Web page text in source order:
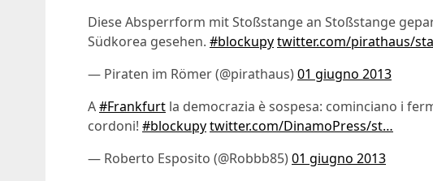
Diese Absperrform mit Stoßstange an Stoßstange
Südkorea gesehen. #blockupytwitter.com/pirathaus/
— Piraten im Römer (@pirathaus)01 giugno 2013
A#Frankfurt la democrazia è sospesa: cominciano i
cordoni! #blockupytwitter.com/DinamoPress/st…
— Roberto Esposito (@Robbb85)01 giugno 2013